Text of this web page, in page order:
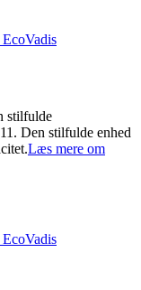
stilfulde
Den stilfulde enhed
Læs mere om